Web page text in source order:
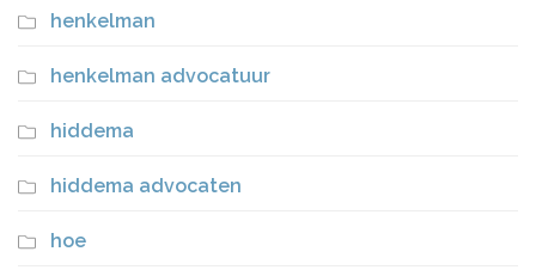
henkelman
henkelman advocatuur
hiddema
hiddema advocaten
hoe